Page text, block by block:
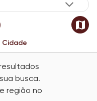
Cidade
busca.
região no